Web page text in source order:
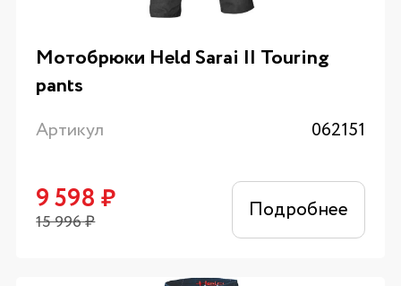
Мотобрюки Held Sarai II Touring
pants
Артикул 062151
9 598 ₽
15 996₽ Подробнее